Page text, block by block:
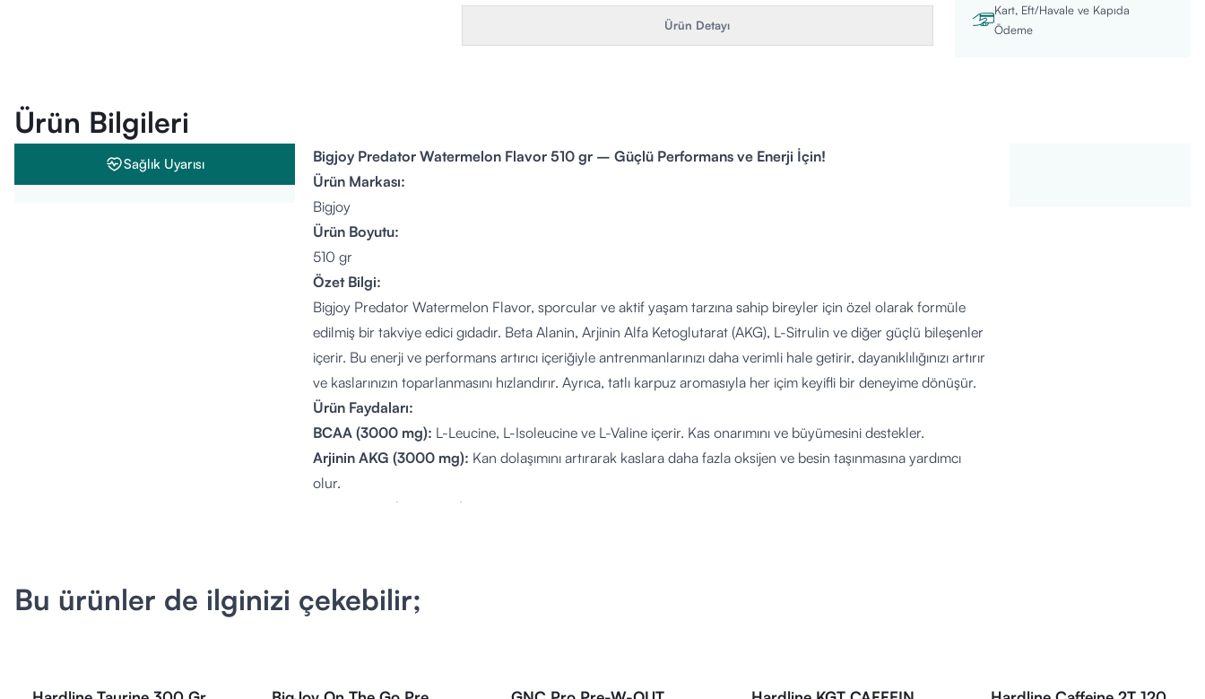
Ürün Detayı
Kart, Eft/Havale ve Kapıda
Ödeme
Ürün Bilgileri
Sağlık Uyarısı
Bigjoy Predator Watermelon Flavor 510 gr – Güçlü Performans ve Enerji İçin!
Ürün Markası:
Bigjoy
Ürün Boyutu:
510 gr
Özet Bilgi:
Bigjoy Predator Watermelon Flavor, sporcular ve aktif yaşam tarzına sahip bireyler için özel olarak formüle
edilmiş bir takviye edici gıdadır. Beta Alanin, Arjinin Alfa Ketoglutarat (AKG), L-Sitrulin ve diğer güçlü bileşenler
içerir. Bu enerji ve performans artırıcı içeriğiyle antrenmanlarınızı daha verimli hale getirir, dayanıklılığınızı artırır
ve kaslarınızın toparlanmasını hızlandırır. Ayrıca, tatlı karpuz aromasıyla her içim keyifli bir deneyime dönüşür.
Ürün Faydaları:
BCAA (3000 mg): L-Leucine, L-Isoleucine ve L-Valine içerir. Kas onarımını ve büyümesini destekler.
Arjinin AKG (3000 mg): Kan dolaşımını artırarak kaslara daha fazla oksijen ve besin taşınmasına yardımcı
olur.
Beta-Alanin (2800 mg):
Elektrolitler (395,5 mg):
Bu ürünler de ilginizi çekebilir;